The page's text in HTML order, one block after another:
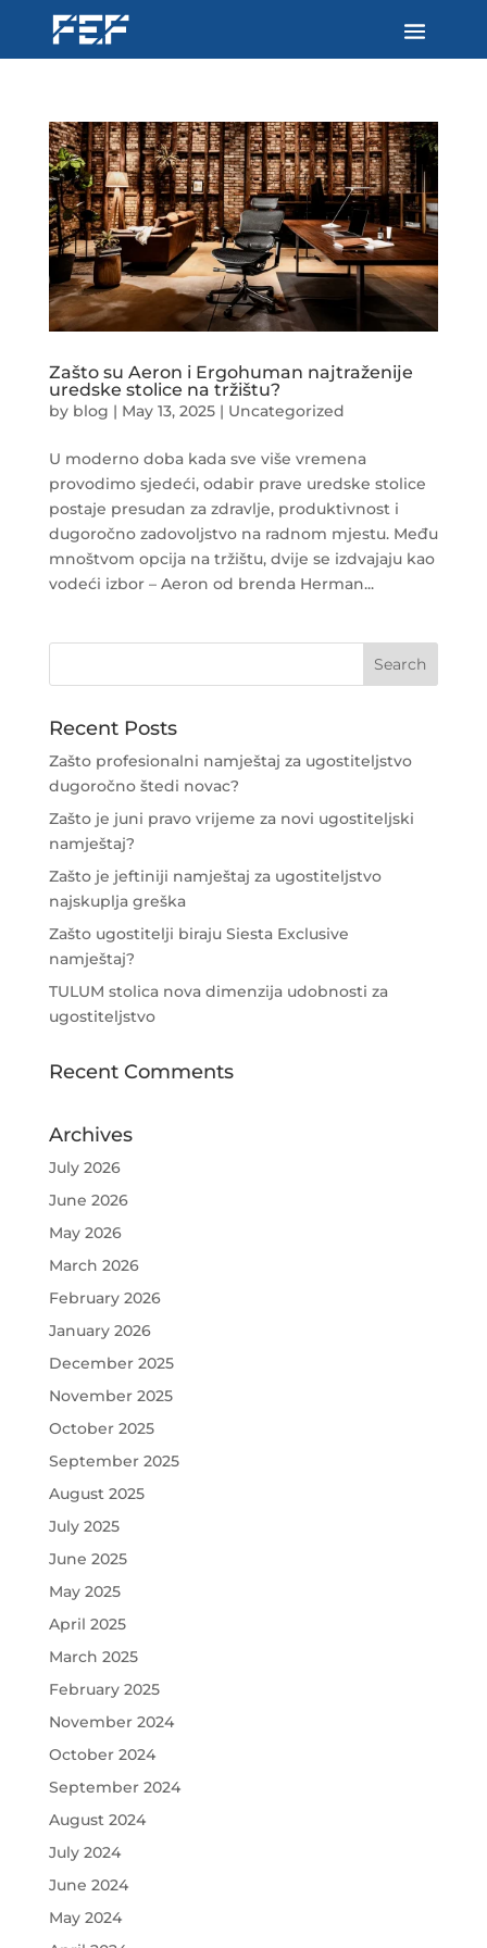
Zašto su Aeron i Ergohuman najtraženije
uredske stolice na tržištu?
by blog | May 13, 2025| Uncategorized
U moderno doba kada sve više vremena
provodimo sjedeći, odabir prave uredske stolice
postaje presudan za zdravlje, produktivnost i
dugoročno zadovoljstvo na radnom mjestu. Među
mnoštvom opcija na tržištu, dvije se izdvajaju kao
vodeći izbor – Aeron od brenda Herman...
Recent Posts
Zašto profesionalni namještaj za ugostiteljstvo
dugoročno štedi novac?
Zašto je juni pravo vrijeme za novi ugostiteljski
namještaj?
Zašto je jeftiniji namještaj za ugostiteljstvo
najskuplja greška
Zašto ugostitelji biraju Siesta Exclusive
namještaj?
TULUM stolica nova dimenzija udobnosti za
ugostiteljstvo
Recent Comments
Archives
July 2026
June 2026
May 2026
March 2026
February 2026
January 2026
December 2025
November 2025
October 2025
September 2025
August 2025
July 2025
June 2025
May 2025
April 2025
March 2025
February 2025
November 2024
October 2024
September 2024
August 2024
July 2024
June 2024
May 2024